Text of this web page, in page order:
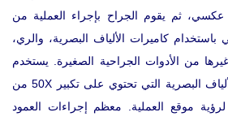
عكسي، ثم يقوم الجراح بإجراء العملية من
باستخدام كاميرات الألياف البصرية، والري،
من الأدوات الجراحية الصغيرة. يستخدم
الجراحون كاميرا الألياف البصرية التي تحتوي على تكبير 50X من
موقع العملية. معظم إجراءات العمود